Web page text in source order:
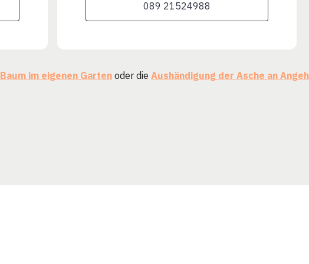
089 21524988
Baum im eigenen Garten oder die Aushändigung der Asche an